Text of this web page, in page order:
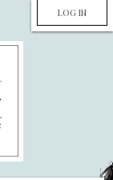
LOG IN